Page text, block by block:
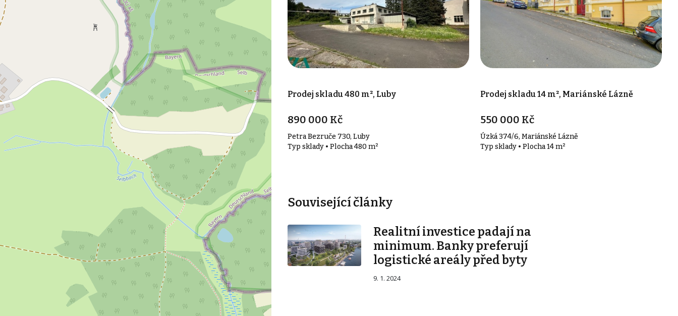
Prodej skladu 480 m², Luby
890 000 Kč
Petra Bezruče 730, Luby
Typ sklady • Plocha 480 m²
Prodej skladu 14 m², Mariánské Lázně
550 000 Kč
Úzká 374/6, Mariánské Lázně
Typ sklady • Plocha 14 m²
Související články
Realitní investice padají na
minimum. Banky preferují
logistické areály před byty
9. 1. 2024